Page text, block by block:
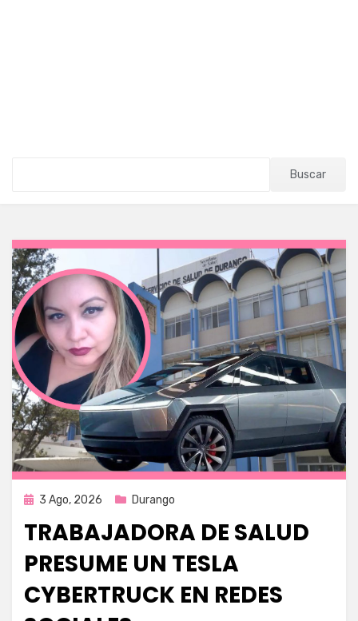
Buscar
Publicada
3 Ago, 2026 Durango
TRABAJADORA DE SALUD
PRESUME UN TESLA
CYBERTRUCK EN REDES